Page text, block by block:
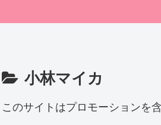
小林マイカ
このサイトはプロモーションを含